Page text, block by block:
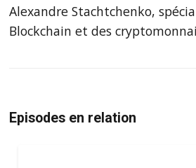
Alexandre Stachtchenko,
Blockchain et des
Episodes en relation